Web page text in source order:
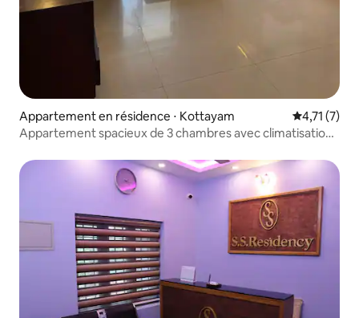
Appartement en résidence ⋅ Kottayam Évaluation
4,71 (7)
Appartement spacieux de 3 chambres avec climatisation